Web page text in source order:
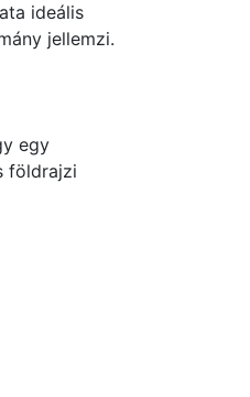
ideális
jellemzi.
egy
földrajzi